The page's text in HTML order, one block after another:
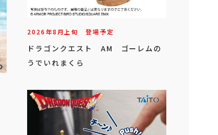
2026年8月上旬 登場予定
ドラゴンクエスト AM ゴーレムの
うでいれまくら